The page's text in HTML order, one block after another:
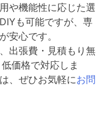
や機能性に応じた選
も可能ですが、専
安心です。
出張費・見積もり無
価格で対応しま
、ぜひお気軽にお問